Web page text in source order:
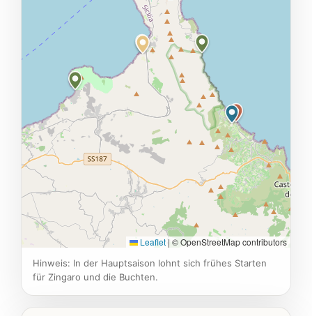
Leaflet | © OpenStreetMap contributors
Hinweis: In der Hauptsaison lohnt sich frühes Starten
für Zingaro und die Buchten.